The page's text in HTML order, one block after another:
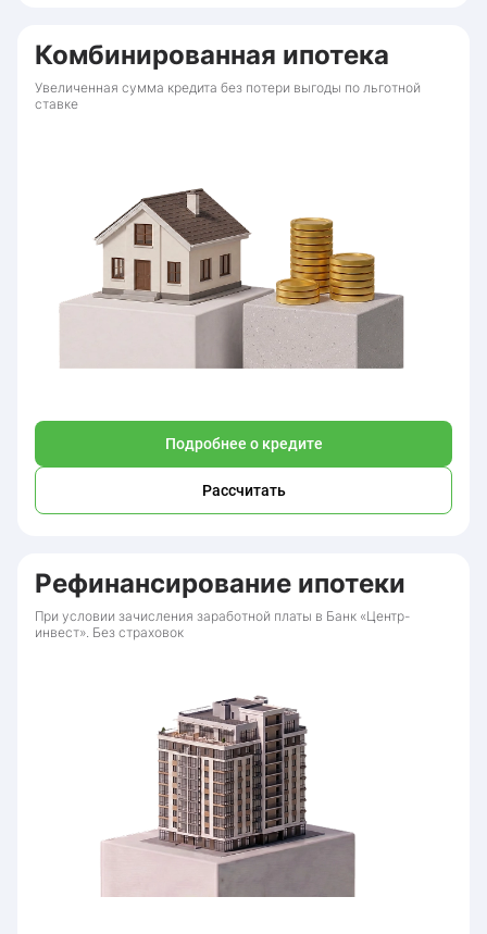
Комбинированная ипотека
Увеличенная сумма кредита без потери выгоды по льготной
ставке
Подробнее о кредите
Рассчитать
Рефинансирование ипотеки
При условии зачисления заработной платы в Банк «Центр-
инвест». Без страховок